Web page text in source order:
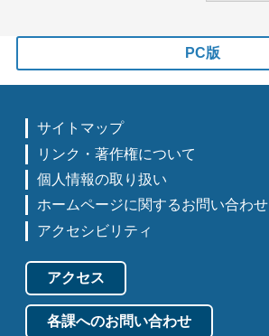
PC版
サイトマップ
リンク・著作権について
個人情報の取り扱い
ホームページに関するお問い合わせ
アクセシビリティ
アクセス
各課へのお問い合わせ